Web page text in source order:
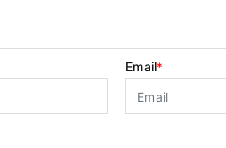
Email*